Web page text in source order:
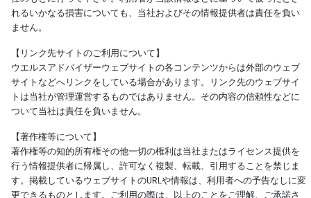
れるいかなる損害についても、当社およびその情報提供者は責任を負い
ません。
【リンク先サイトのご利用について】
ウエルスアドバイザーウェブサイトの各コンテンツからは外部のウェブ
サイトなどへリンクをしている場合があります。リンク先のウェブサイ
トは当社が管理運営するものではありません。その内容の信頼性などに
ついて当社は責任を負いません。
【著作権等について】
著作権等の知的所有権その他一切の権利は当社またはライセンス提供を
行う情報提供者に帰属し、許可なく複製、転載、引用することを禁じま
す。掲載しているウェブサイトのURLや情報は、利用者への予告なしに変
更できるものとします。ご利用の際は、以上のことをご理解、ご承諾さ